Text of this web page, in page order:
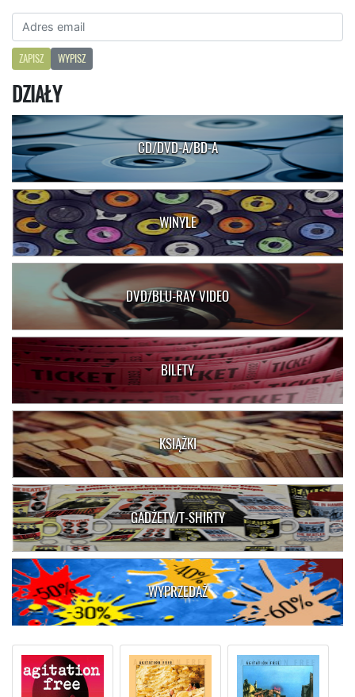
ZAPISZ WYPISZ
DZIAŁY
CD/DVD-A/BD-A
WINYLE
DVD/BLU-RAY VIDEO
BILETY
KSIĄŻKI
GADŻETY/T-SHIRTY
WYPRZEDAŻ